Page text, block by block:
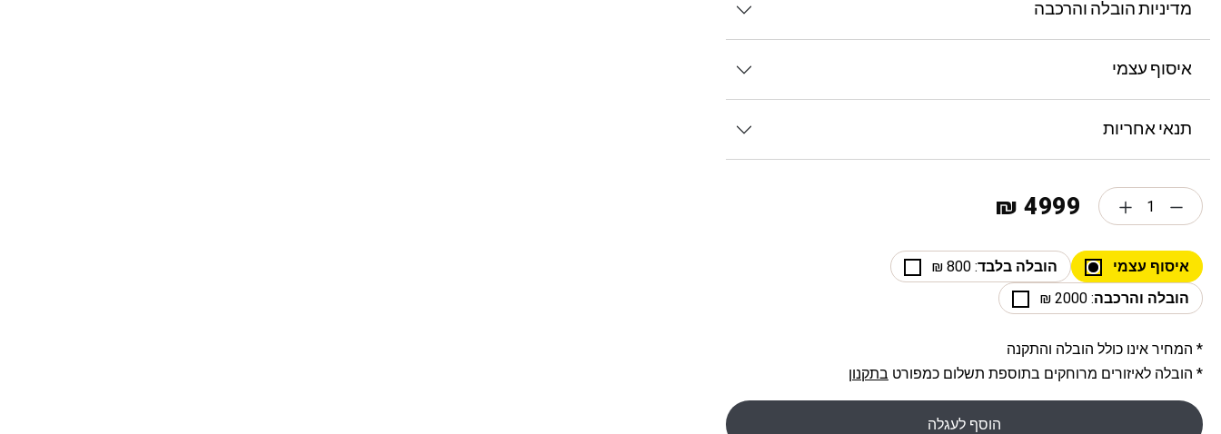
מדיניות הובלה והרכבה
איסוף עצמי
תנאי אחריות
4999 ₪
איסוף עצמי הובלה בלבד: 800 ₪
הובלה והרכבה: 2000 ₪
* המחיר אינו כולל הובלה והתקנה
* הובלה לאיזורים מרוחקים בתוספת תשלום כמפורט בתקנון
הוסף לעגלה